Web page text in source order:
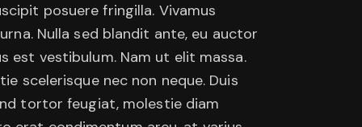
posuere fringilla. Vivamus
Nulla sed blandit ante, eu auctor
est vestibulum. Nam ut elit massa.
scelerisque nec non neque. Duis
tortor feugiat, molestie diam